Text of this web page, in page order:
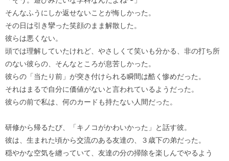
そんなふうにしか返せないことが悔しかった。
その日は引き攣った笑顔のまま解散した。
彼らは悪くない。
頭では理解していたけれど、やさしくて笑いも分かる、非の打ち所
のない彼らの、そんなところが息苦しかった。
彼らの「当たり前」が突き付けられる瞬間は酷く惨めだった。
それはまるで自分に価値がないと言われているようだった。
彼らの前で私は、何のカードも持たない人間だった。
研修から帰るたび、「キノコがかわいかった」と話す彼。
彼は、生まれた頃から交流のある友達の、３歳下の弟だった。
穏やかな空気を纏っていて、友達の分の掃除を楽しんでやるよう